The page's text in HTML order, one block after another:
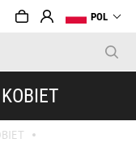
POL